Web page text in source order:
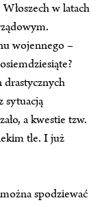
w latach
wojennego –
drastycznych
sytuacją
a kwestie tzw.
tle. I już
spodziewać